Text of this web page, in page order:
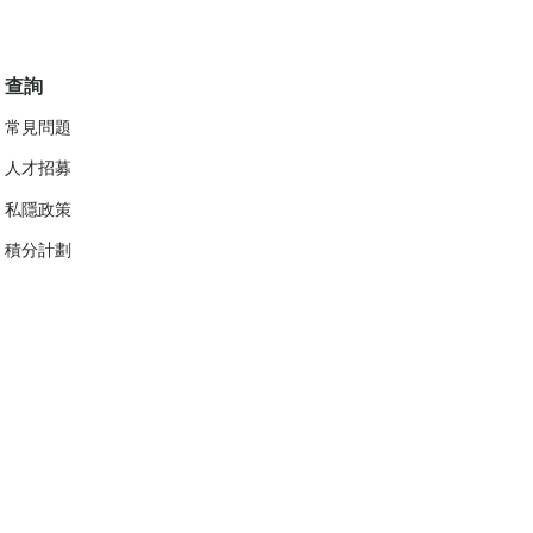
查詢
常見問題
人才招募
私隱政策
​積分計劃